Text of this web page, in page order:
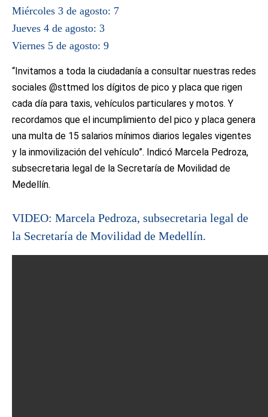
Miércoles 3 de agosto: 7
Jueves 4 de agosto: 3
Viernes 5 de agosto: 9
“Invitamos a toda la ciudadanía a consultar nuestras redes
sociales @sttmed los dígitos de pico y placa que rigen
cada día para taxis, vehículos particulares y motos. Y
recordamos que el incumplimiento del pico y placa genera
una multa de 15 salarios mínimos diarios legales vigentes
y la inmovilización del vehículo”. Indicó Marcela Pedroza,
subsecretaria legal de la Secretaría de Movilidad de
Medellín.
VIDEO: Marcela Pedroza, subsecretaria legal de
la Secretaría de Movilidad de Medellín.